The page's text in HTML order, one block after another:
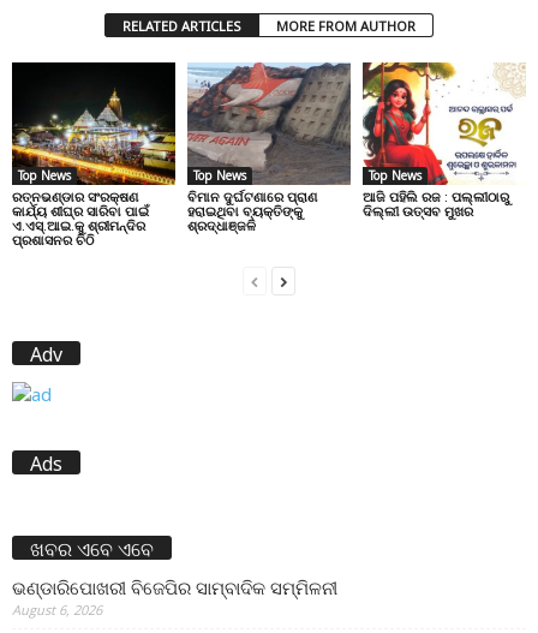
RELATED ARTICLES MORE FROM AUTHOR
Top News
ରତ୍ନଭଣ୍ଡାର ସଂରକ୍ଷଣ
କାର୍ଯ୍ୟ ଶୀଘ୍ର ସାରିବା ପାଇଁ
ଏ.ଏସ୍.ଆଇ.କୁ ଶ୍ରୀମନ୍ଦିର
ପ୍ରଶାସନର ଚିଠି
Top News
ବିମାନ ଦୁର୍ଘଟଣାରେ ପ୍ରାଣ
ହରାଇଥିବା ବ୍ୟକ୍ତିଙ୍କୁ
ଶ୍ରଦ୍ଧାଞ୍ଜଳି
Top News
ଆଜି ପହିଲି ରଜ : ପଲ୍ଲୀଠାରୁ
ଦିଲ୍ଲୀ ଉତ୍ସବ ମୁଖର
Adv
Ads
ଖବର ଏବେ ଏବେ
ଭଣ୍ଡାରିପୋଖରୀ ବିଜେପିର ସାମ୍ବାଦିକ ସମ୍ମିଳନୀ
August 6, 2026